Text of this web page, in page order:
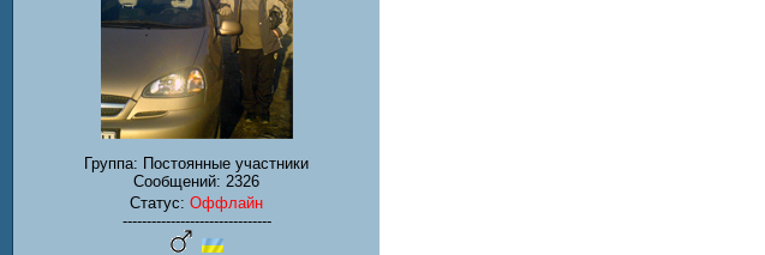
Группа: Постоянные участники
Сообщений: 2326
Статус: Оффлайн
-------------------------------